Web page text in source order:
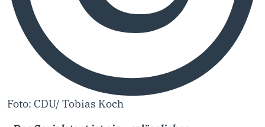
Foto: CDU/ Tobias Koch